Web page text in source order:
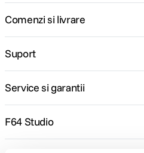
Comenzi si livrare
Suport
Service si garantii
F64 Studio